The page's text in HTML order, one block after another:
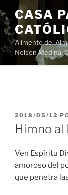
Saltar
al
contenido
CASA
Alimento del
Nelson Medina,
PUBLICADO
EL
2018/05/12
Himno al
Ven Espíritu
amoroso del
que penetra